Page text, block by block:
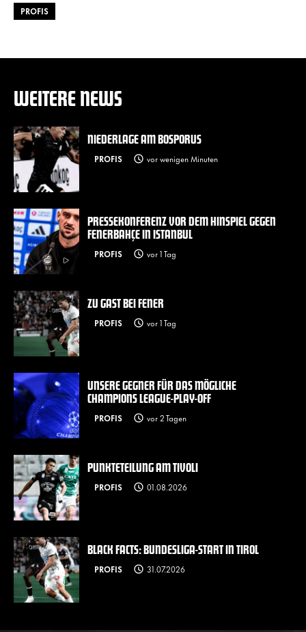
PROFIS
WEITERE NEWS
NIEDERLAGE AM BOSPORUS
PROFIS vor wenigen Minuten
PRESSEKONFERENZ VOR DEM HINSPIEL GEGEN
FENERBAHÇE IN ISTANBUL
PROFIS vor 1 Tag
ZU GAST BEI FENER
PROFIS vor 1 Tag
UNSERE GEGNER FÜR DAS MÖGLICHE
CHAMPIONS LEAGUE-PLAY-OFF
PROFIS vor 2 Tagen
PUNKTETEILUNG AM TIVOLI
PROFIS 01.08.2026
BLACK FACTS: BUNDESLIGA-START IN TIROL
PROFIS 31.07.2026